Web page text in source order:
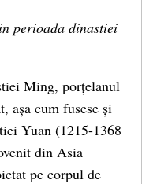
perioada dinastiei
Ming, porțelanul
așa cum fusese și
Yuan (1215-1368
din Asia
pe corpul de